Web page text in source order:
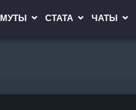
МУТЫ СТАТА ЧАТЫ